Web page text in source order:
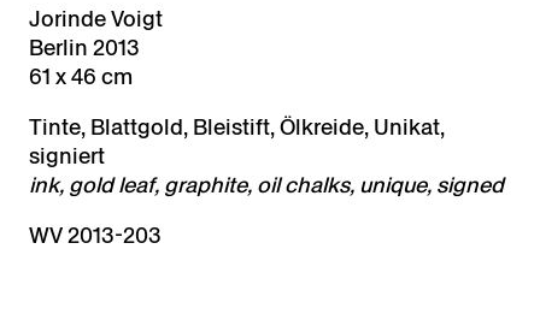
Jorinde Voigt
Berlin 2013
61 x 46 cm
Tinte, Blattgold, Bleistift, Ölkreide, Unikat,
signiert
ink, gold leaf, graphite, oil chalks, unique, signed
WV 2013-203